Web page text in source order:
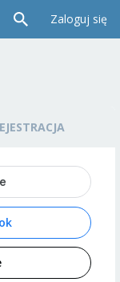
Zaloguj się